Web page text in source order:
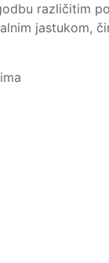
različitim
jastukom,